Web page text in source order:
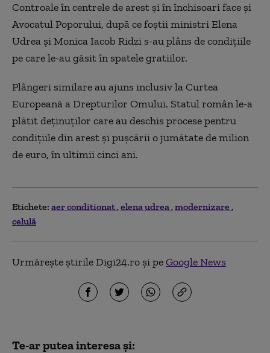
Controale în centrele de arest şi în închisoari face şi
Avocatul Poporului, după ce foştii ministri Elena
Udrea şi Monica Iacob Ridzi s-au plâns de condiţiile
pe care le-au găsit în spatele gratiilor.
Plângeri similare au ajuns inclusiv la Curtea
Europeană a Drepturilor Omului. Statul român le-a
plătit deţinuţilor care au deschis procese pentru
condiţiile din arest şi puşcării o jumătate de milion
de euro, în ultimii cinci ani.
Etichete: aer conditionat elena udrea modernizare
celulă
Urmărește știrile Digi24.ro și peGoogle News
Te-ar putea interesa și: